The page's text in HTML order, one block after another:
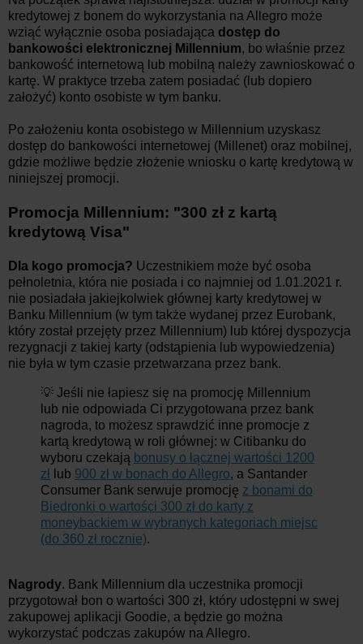
kredytowej z bonem do wykorzystania na Allegro może
wziąć wyłącznie osoba posiadająca dostęp do
bankowości elektronicznej Millennium, bo właśnie przez
bankowość internetową lub mobilną należy zawnioskować o
kartę. W praktyce trzeba zatem posiadać (lub dopiero
założyć) konto osobiste w tym banku.
Po założeniu konta osobistego w Millennium uzyskasz
dostęp do bankowości internetowej (Millenet) oraz mobilnej,
gdzie możliwe będzie złożenie wniosku o kartę kredytową w
niniejszej promocji.
Promocja Millennium: "300 zł z kartą
kredytową Visa"
Dla kogo promocja? Uczestnikiem może być osoba
pełnoletnia, która nie posiada i co najmniej od 1.01.2021 r.
nie posiadała jakiejkolwiek głównej karty kredytowej w
Banku Millennium (w tym także wydanej przez Eurobank,
który został przejęty przez Millennium) lub której dyspozycja
rezygnacji z takiej karty (odstąpienia lub wypowiedzenia)
nie była w tym czasie przetwarzana przez bank.
💡 Jeśli nie łapiesz się na promocję Millennium
lub nie odpowiada Ci przygotowana przez bank
nagroda, to możesz sprawdzić inne promocje z
kartą kredytową w roli głównej: w Citibanku do
wyboru czekają bonusy o łącznej wartości 1200
zł
lub 900 zł w bonach do Allegro, a Santander
Consumer Bank serwuje promocję z bonami do
Biedronki o wartości 300 zł do karty z
moneybackiem w wybranych kategoriach miejsc
(do 360 zł rocznie).
Nagrody. Bank Millennium dla uczestnika promocji
przygotował bon o wartości 300 zł, który udostępni w swej
zakupowej aplikacji Goodie, a będzie go można
wykorzystać podczas zakupów na Allegro.